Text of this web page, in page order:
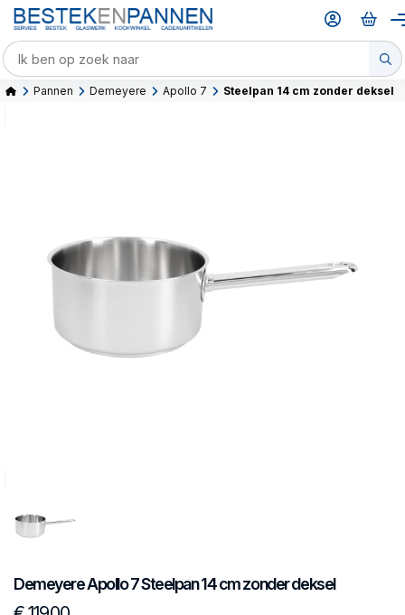
Pannen Demeyere Apollo 7 Steelpan 14 cm zonder deksel
DemeyereApollo 7Steelpan 14 cm zonder deksel